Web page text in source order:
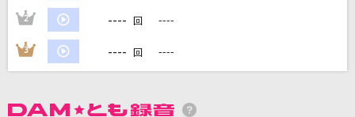
女々しくて(踊ってみた!Ver.)
ゴールデンボンバー
2 ---- 回 ----
3 ---- 回 ----